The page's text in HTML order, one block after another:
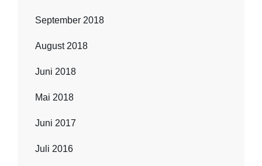
September 2018
August 2018
Juni 2018
Mai 2018
Juni 2017
Juli 2016